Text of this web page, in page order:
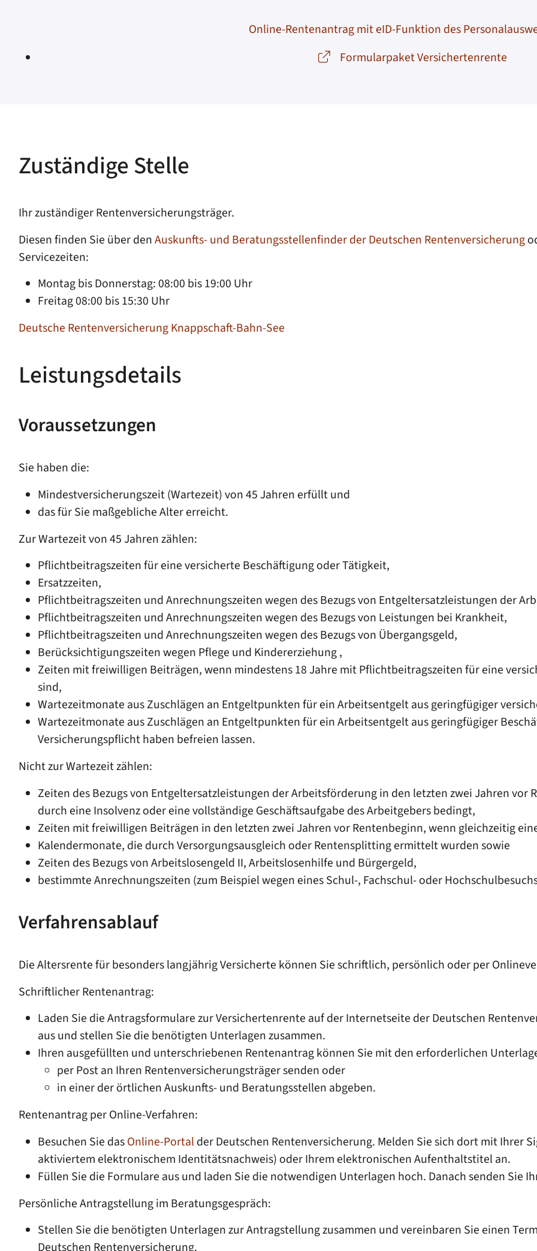
Online-Rentenantrag mit eID-Funktion des
Formularpaket Versichertenrente
Zuständige Stelle
Ihr zuständiger Rentenversicherungsträger.
Diesen finden Sie über denAuskunfts- und Beratungsstellenfinder der Deutschen Rentenversicherung
Servicezeiten:
Montag bis Donnerstag: 08:00 bis 19:00 Uhr
Freitag 08:00 bis 15:30 Uhr
Deutsche Rentenversicherung Knappschaft-Bahn-See
Leistungsdetails
Voraussetzungen
Sie haben die:
Mindestversicherungszeit (Wartezeit) von 45 Jahren erfüllt und
das für Sie maßgebliche Alter erreicht.
Zur Wartezeit von 45 Jahren zählen:
Pflichtbeitragszeiten für eine versicherte Beschäftigung oder Tätigkeit,
Ersatzzeiten,
Pflichtbeitragszeiten und Anrechnungszeiten wegen des Bezugs von Entgeltersatzleistungen der
Pflichtbeitragszeiten und Anrechnungszeiten wegen des Bezugs von Leistungen bei Krankheit,
Pflichtbeitragszeiten und Anrechnungszeiten wegen des Bezugs von Übergangsgeld,
Berücksichtigungszeiten wegen Pflege und Kindererziehung ,
Zeiten mit freiwilligen Beiträgen, wenn mindestens 18 Jahre mit Pflichtbeitragszeiten für eine
sind,
Wartezeitmonate aus Zuschlägen an Entgeltpunkten für ein Arbeitsentgelt aus geringfügiger
Wartezeitmonate aus Zuschlägen an Entgeltpunkten für ein Arbeitsentgelt aus geringfügiger
Versicherungspflicht haben befreien lassen.
Nicht zur Wartezeit zählen:
Zeiten des Bezugs von Entgeltersatzleistungen der Arbeitsförderung in den letzten zwei Jahren vor
durch eine Insolvenz oder eine vollständige Geschäftsaufgabe des Arbeitgebers bedingt,
Zeiten mit freiwilligen Beiträgen in den letzten zwei Jahren vor Rentenbeginn, wenn gleichzeitig
Kalendermonate, die durch Versorgungsausgleich oder Rentensplitting ermittelt wurden sowie
Zeiten des Bezugs von Arbeitslosengeld II, Arbeitslosenhilfe und Bürgergeld,
bestimmte Anrechnungszeiten (zum Beispiel wegen eines Schul-, Fachschul- oder
Verfahrensablauf
Die Altersrente für besonders langjährig Versicherte können Sie schriftlich, persönlich oder per
Schriftlicher Rentenantrag:
Laden Sie die Antragsformulare zur Versichertenrente auf der Internetseite der Deutschen
aus und stellen Sie die benötigten Unterlagen zusammen.
Ihren ausgefüllten und unterschriebenen Rentenantrag können Sie mit den erforderlichen
per Post an Ihren Rentenversicherungsträger senden oder
in einer der örtlichen Auskunfts- und Beratungsstellen abgeben.
Rentenantrag per Online-Verfahren:
Besuchen Sie dasOnline-Portalder Deutschen Rentenversicherung. Melden Sie sich dort mit Ihrer
aktiviertem elektronischem Identitätsnachweis) oder Ihrem elektronischen Aufenthaltstitel an.
Füllen Sie die Formulare aus und laden Sie die notwendigen Unterlagen hoch. Danach senden Sie
Persönliche Antragstellung im Beratungsgespräch:
Stellen Sie die benötigten Unterlagen zur Antragstellung zusammen und vereinbaren Sie einen
Deutschen Rentenversicherung.